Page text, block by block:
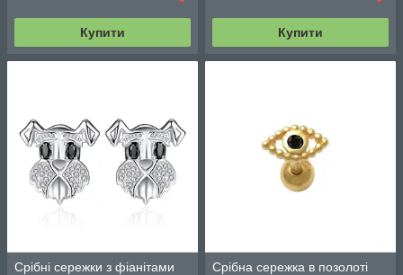
Купити Купити
Срібні сережки з фіанітами
Срібна сережка в позолоті